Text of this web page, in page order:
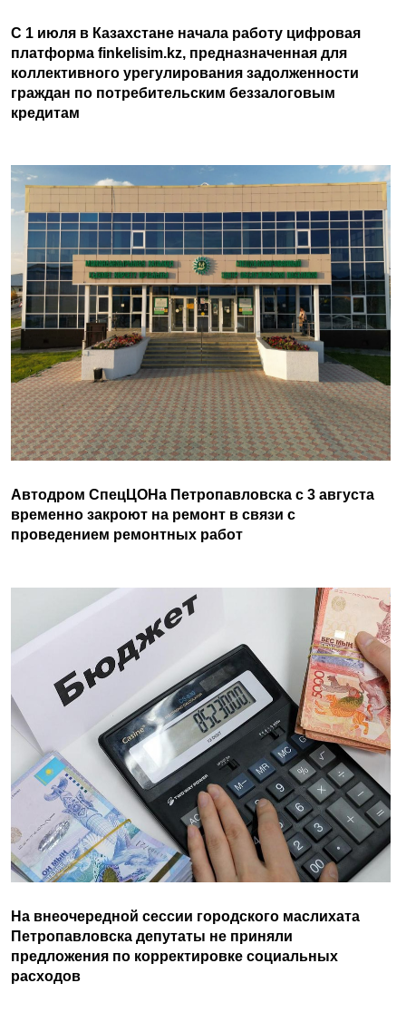
С 1 июля в Казахстане начала работу цифровая
платформа finkelisim.kz, предназначенная для
коллективного урегулирования задолженности
граждан по потребительским беззалоговым
кредитам
Автодром СпецЦОНа Петропавловска с 3 августа
временно закроют на ремонт в связи с
проведением ремонтных работ
На внеочередной сессии городского маслихата
Петропавловска депутаты не приняли
предложения по корректировке социальных
расходов